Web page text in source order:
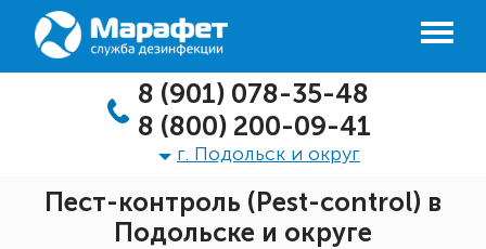
8 (901) 078-35-48
8 (800) 200-09-41
г. Подольск и округ
Пест-контроль (Pest-control) в
Подольске и округе